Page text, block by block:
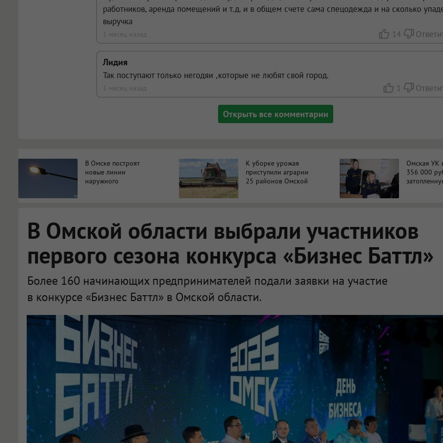
работников, аренда помещений и т.д. и в общем счете сама спецодежда и на сколько
выручка
1 месяц назад 14
Лидия
Так поступают только негодяи ,которые не любят свой город.
1 месяц назад 1
Открыть все комментарии
В Омске построят
новые линии
наружного
К уборке урожая
приступили аграрии
25 районов Омской
Омская УК
356 000
В Омской области выбрали участников
первого сезона конкурса «Бизнес Баттл»
Более 160 начинающих предпринимателей подали заявки на участие
в конкурсе «Бизнес Баттл» в Омской области.